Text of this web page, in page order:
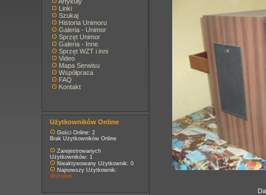
Linki
Szukaj
Historia Unimoru
Galeria - Unimor
Sprzęt Unimor
Galeria - Inne
Sprzęt WZT i inni
Video
Mapa Serwisu
Współpraca
FAQ
Kontakt
Użytkowników Online
Gości Online: 2
Brak Użytkowników Online
Zarejestrowanych
Użytkowników: 1
Nieaktywowany Użytkownik: 0
Najnowszy Użytkownik:
@stryker